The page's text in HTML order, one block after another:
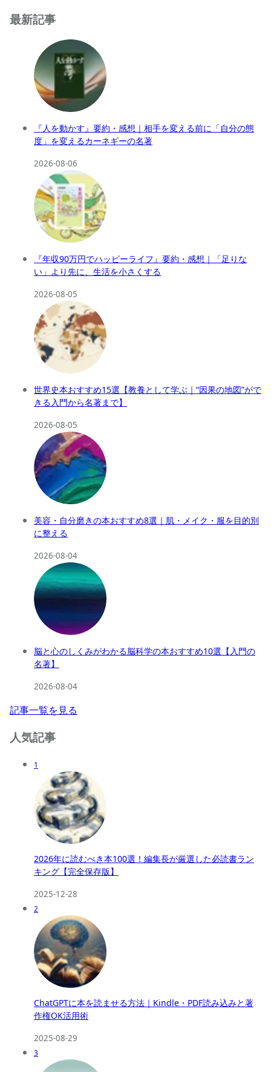
最新記事
『人を動かす』要約・感想｜相手を変える前に「自分の態
度」を変えるカーネギーの名著
2026-08-06
『年収90万円でハッピーライフ』要約・感想｜「足りな
い」より先に、生活を小さくする
2026-08-05
世界史本おすすめ15選【教養として学ぶ｜“因果の地図”がで
きる入門から名著まで】
2026-08-05
美容・自分磨きの本おすすめ8選｜肌・メイク・服を目的別
に整える
2026-08-04
脳と心のしくみがわかる脳科学の本おすすめ10選【入門の
名著】
2026-08-04
記事一覧を見る
人気記事
1
2026年に読むべき本100選！編集長が厳選した必読書ラン
キング【完全保存版】
2025-12-28
2
ChatGPTに本を読ませる方法｜Kindle・PDF読み込みと著
作権OK活用術
2025-08-29
3